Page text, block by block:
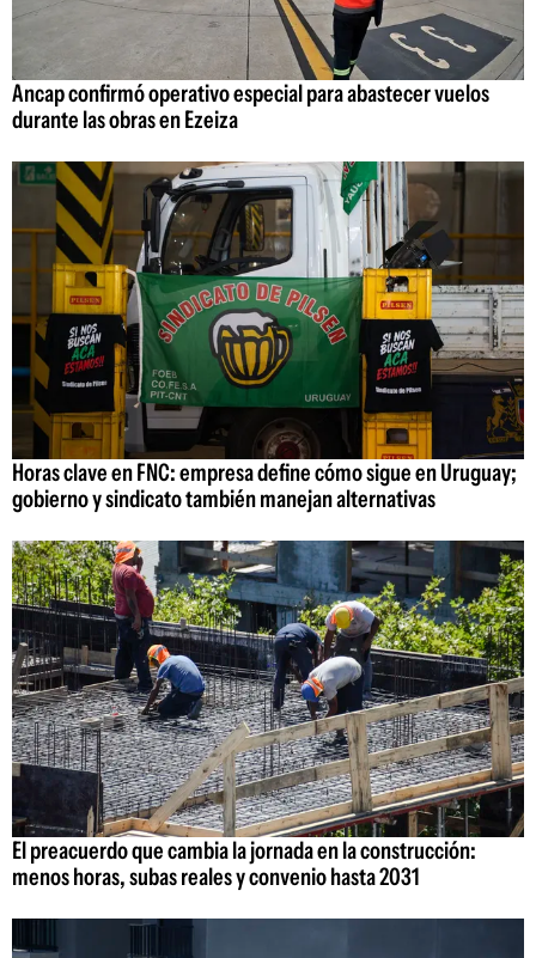
Ancap confirmó operativo especial para abastecer vuelos
durante las obras en Ezeiza
Horas clave en FNC: empresa define cómo sigue en Uruguay;
gobierno y sindicato también manejan alternativas
El preacuerdo que cambia la jornada en la construcción:
menos horas, subas reales y convenio hasta 2031